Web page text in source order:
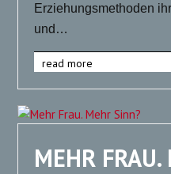
Erziehungsmethoden
und…
read more
MEHR